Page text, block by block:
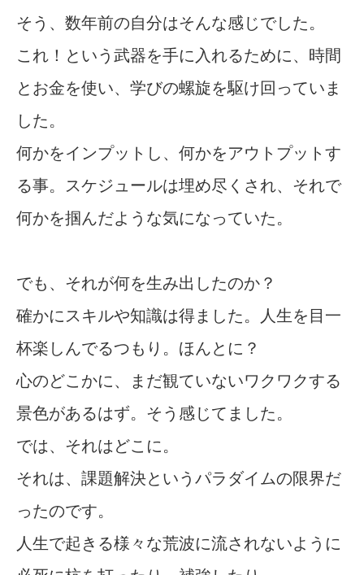
そう、数年前の自分はそんな感じでした。
これ！という武器を手に入れるために、時間
とお金を使い、学びの螺旋を駆け回っていま
した。
何かをインプットし、何かをアウトプットす
る事。スケジュールは埋め尽くされ、それで
何かを掴んだような気になっていた。
でも、それが何を生み出したのか？
確かにスキルや知識は得ました。人生を目一
杯楽しんでるつもり。ほんとに？
心のどこかに、まだ観ていないワクワクする
景色があるはず。そう感じてました。
では、それはどこに。
それは、課題解決というパラダイムの限界だ
ったのです。
人生で起きる様々な荒波に流されないように